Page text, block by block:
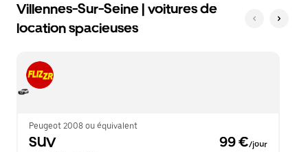
Villennes-Sur-Seine | voitures de
location spacieuses
Peugeot 2008 ou équivalent
SUV 99 €/jour